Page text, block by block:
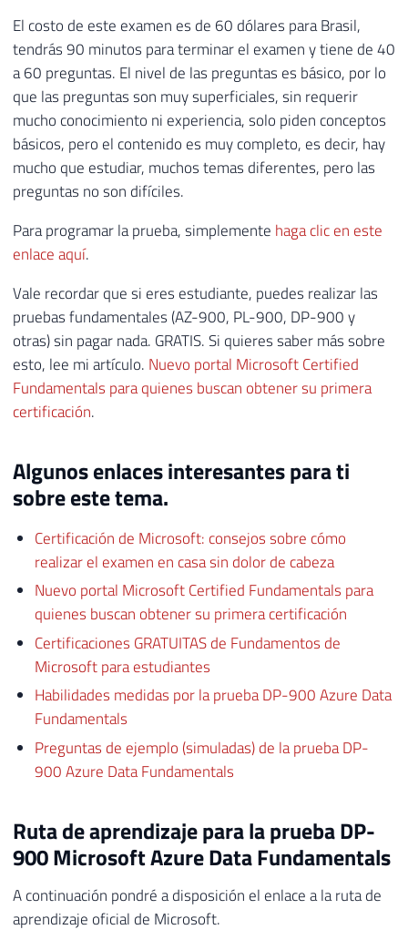
El costo de este examen es de 60 dólares para Brasil,
tendrás 90 minutos para terminar el examen y tiene de 40
a 60 preguntas. El nivel de las preguntas es básico, por lo
que las preguntas son muy superficiales, sin requerir
mucho conocimiento ni experiencia, solo piden conceptos
básicos, pero el contenido es muy completo, es decir, hay
mucho que estudiar, muchos temas diferentes, pero las
preguntas no son difíciles.
Para programar la prueba, simplemente haga clic en este
enlace aquí.
Vale recordar que si eres estudiante, puedes realizar las
pruebas fundamentales (AZ-900, PL-900, DP-900 y
otras) sin pagar nada. GRATIS. Si quieres saber más sobre
esto, lee mi artículo. Nuevo portal Microsoft Certified
Fundamentals para quienes buscan obtener su primera
certificación.
Algunos enlaces interesantes para ti
sobre este tema.
Certificación de Microsoft: consejos sobre cómo
realizar el examen en casa sin dolor de cabeza
Nuevo portal Microsoft Certified Fundamentals para
quienes buscan obtener su primera certificación
Certificaciones GRATUITAS de Fundamentos de
Microsoft para estudiantes
Habilidades medidas por la prueba DP-900 Azure Data
Fundamentals
Preguntas de ejemplo (simuladas) de la prueba DP-
900 Azure Data Fundamentals
Ruta de aprendizaje para la prueba DP-
900 Microsoft Azure Data Fundamentals
A continuación pondré a disposición el enlace a la ruta de
aprendizaje oficial de Microsoft.